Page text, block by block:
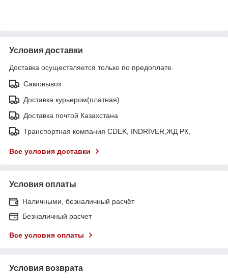
Условия доставки
Доставка осуществляется только по предоплате.
Самовывоз
Доставка курьером(платная)
Доставка почтой Казахстана
Транспортная компания CDEK, INDRIVER,ЖД РК,
Все условия доставки
Условия оплаты
Наличными, безналичный расчёт
Безналичный расчет
Все условия оплаты
Условия возврата